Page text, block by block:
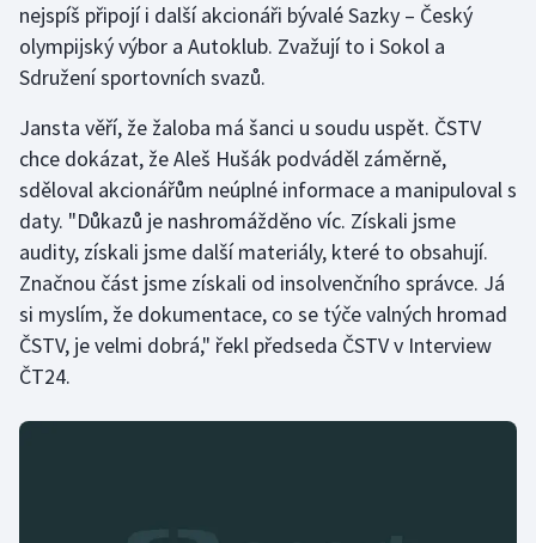
Sportovní střelba
Stolní tenis
Triatlon
Veslování
Vodní slalom
Volejbal
Ostatní
nejspíš připojí i další akcionáři bývalé Sazky – Český
olympijský výbor a Autoklub. Zvažují to i Sokol a
Sdružení sportovních svazů.
Jansta věří, že žaloba má šanci u soudu uspět. ČSTV
chce dokázat, že Aleš Hušák podváděl záměrně,
sděloval akcionářům neúplné informace a manipuloval s
daty. "Důkazů je nashromážděno víc. Získali jsme
audity, získali jsme další materiály, které to obsahují.
Značnou část jsme získali od insolvenčního správce. Já
si myslím, že dokumentace, co se týče valných hromad
ČSTV, je velmi dobrá," řekl předseda ČSTV v Interview
ČT24.